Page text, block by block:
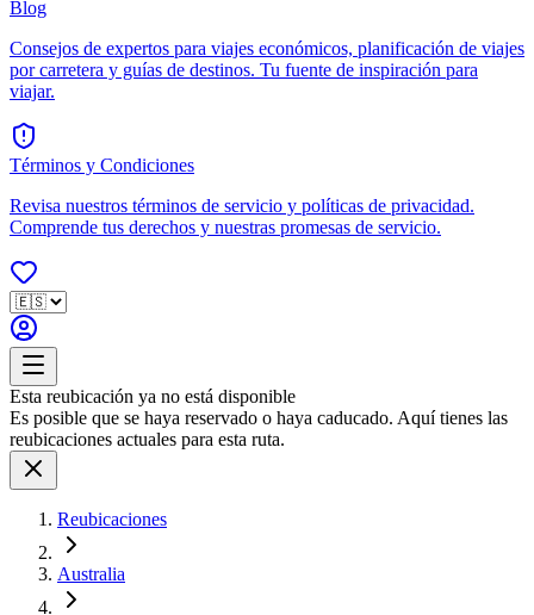
Blog
Consejos de expertos para viajes económicos, planificación de viajes
por carretera y guías de destinos. Tu fuente de inspiración para
viajar.
Términos y Condiciones
Revisa nuestros términos de servicio y políticas de privacidad.
Comprende tus derechos y nuestras promesas de servicio.
Esta reubicación ya no está disponible
Es posible que se haya reservado o haya caducado. Aquí tienes las
reubicaciones actuales para esta ruta.
Reubicaciones
Australia